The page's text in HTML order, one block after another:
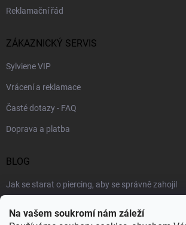
Na vašem soukromí nám záleží
Reklamační řád
ZÁKAZNICKÝ SERVIS
Sylviene VIP
Vrácení a reklamace
Časté dotazy - FAQ
Doprava a platba
BLOG
Jak se starat o piercing, aby se správně zahojil